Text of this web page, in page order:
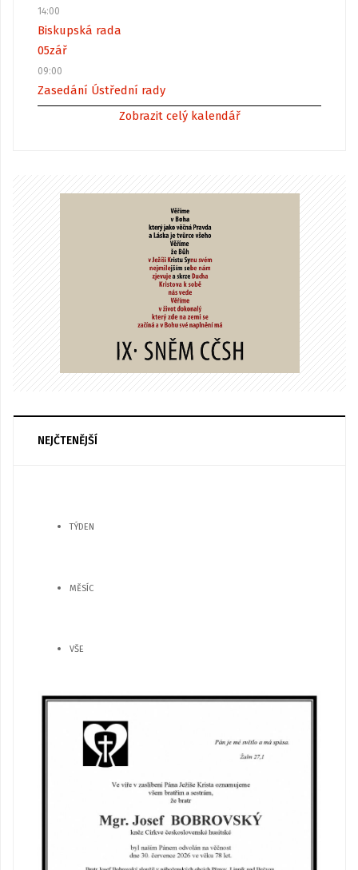
14:00
Biskupská rada
05zář
09:00
Zasedání Ústřední rady
Zobrazit celý kalendář
NEJČTENĚJŠÍ
TÝDEN
MĚSÍC
VŠE